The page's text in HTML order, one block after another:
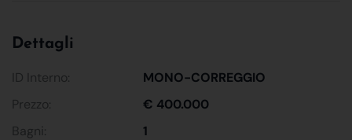
Dettagli
ID Interno:
MONO-CORREGGIO
Prezzo:
€ 400.000
Bagni:
1